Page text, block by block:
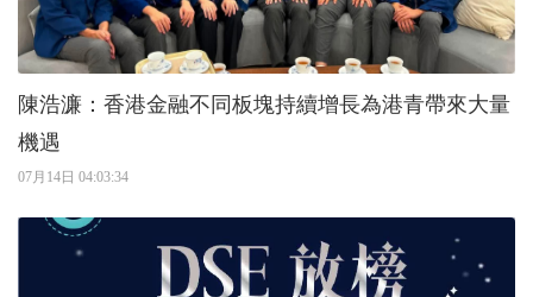
陳浩濂：香港金融不同板塊持續增長為港青帶來大量
機遇
07月14日 04:03:34